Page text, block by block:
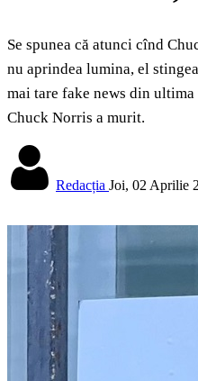
Se spunea că atunci cînd
nu aprindea lumina, el
mai tare fake news din
Chuck Norris a murit.
Redacția Joi, 02 Aprilie